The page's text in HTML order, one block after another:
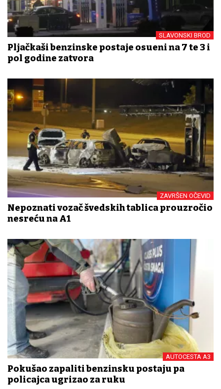
SLAVONSKI BROD
Pljačkaši benzinske postaje osuđeni na 7 te 3 i
pol godine zatvora
ZAVRŠEN OČEVID
Nepoznati vozač švedskih tablica prouzročio
nesreću na A1
AUTOCESTA A3
Pokušao zapaliti benzinsku postaju pa
policajca ugrizao za ruku